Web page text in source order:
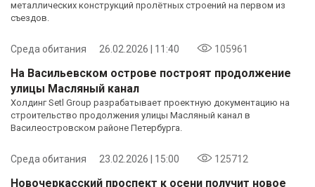
металлических конструкций пролётных строений на первом из
съездов.
Среда обитания 26.02.2026 | 11:40 105961
На Васильевском острове построят продолжение
улицы Масляный канал
Холдинг Setl Group разрабатывает проектную документацию на
строительство продолжения улицы Масляный канал в
Василеостровском районе Петербурга.
Среда обитания 23.02.2026 | 15:00 125712
Новочеркасский проспект к осени получит новое